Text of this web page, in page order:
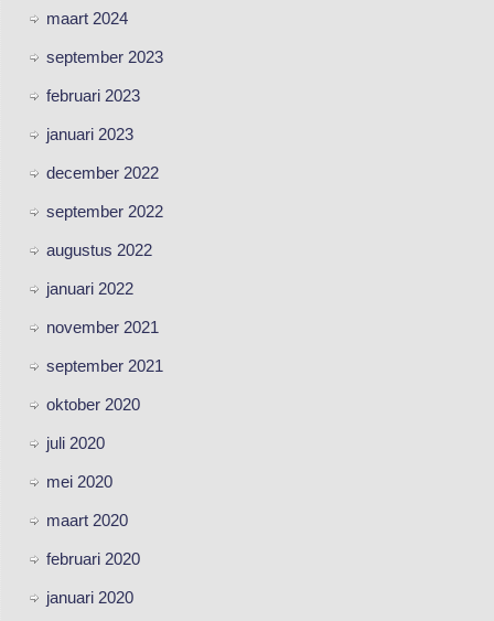
maart 2024
september 2023
februari 2023
januari 2023
december 2022
september 2022
augustus 2022
januari 2022
november 2021
september 2021
oktober 2020
juli 2020
mei 2020
maart 2020
februari 2020
januari 2020